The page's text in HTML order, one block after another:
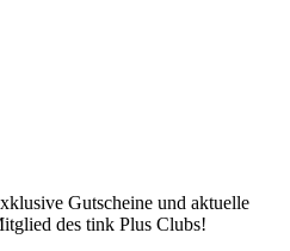
Gutscheine und aktuelle
des tink Plus Clubs!